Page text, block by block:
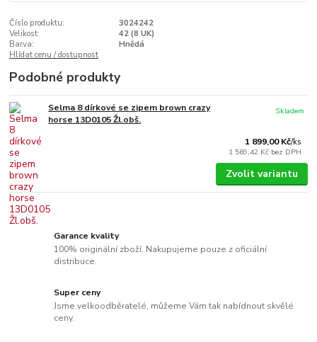
Číslo produktu:
3024242
Velikost:
42 (8 UK)
Barva:
Hnědá
Hlídat cenu / dostupnost
Podobné produkty
Selma 8 dírkové se zipem brown crazy
horse 13D0105 Žl.obš.
1 899,00 Kč/ks
1 569,42 Kč bez DPH
Skladem
Zvolit variantu
Garance kvality
100% originální zboží. Nakupujeme pouze z oficiální
distribuce.
Super ceny
Jsme velkoodběratelé, můžeme Vám tak nabídnout skvělé
ceny.